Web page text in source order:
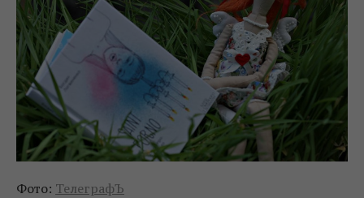
Фото: ТелеграфЪ